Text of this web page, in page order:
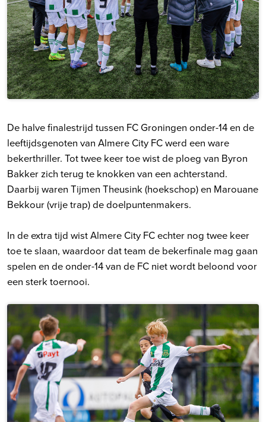
De halve finalestrijd tussen FC Groningen onder-14 en de
leeftijdsgenoten van Almere City FC werd een ware
bekerthriller. Tot twee keer toe wist de ploeg van Byron
Bakker zich terug te knokken van een achterstand.
Daarbij waren Tijmen Theusink (hoekschop) en Marouane
Bekkour (vrije trap) de doelpuntenmakers.
In de extra tijd wist Almere City FC echter nog twee keer
toe te slaan, waardoor dat team de bekerfinale mag gaan
spelen en de onder-14 van de FC niet wordt beloond voor
een sterk toernooi.